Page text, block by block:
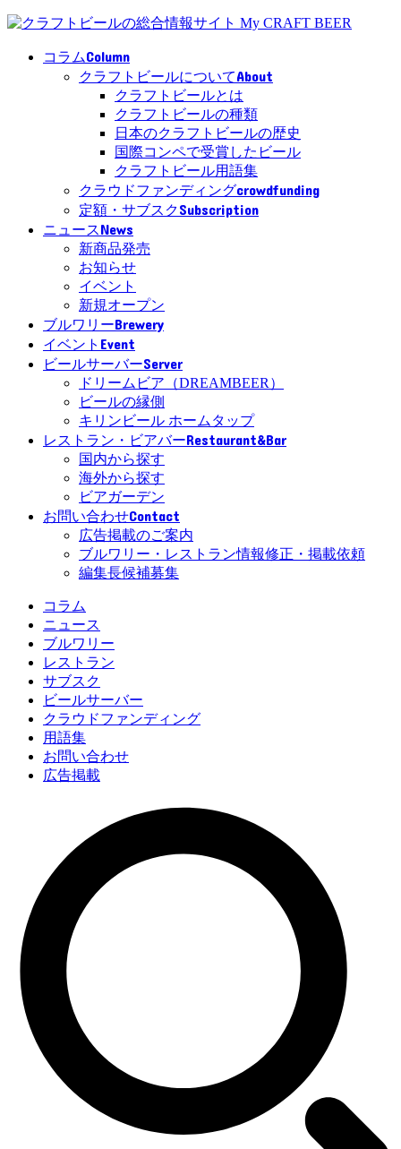
コラムColumn
クラフトビールについてAbout
クラフトビールとは
クラフトビールの種類
日本のクラフトビールの歴史
国際コンペで受賞したビール
クラフトビール用語集
クラウドファンディングcrowdfunding
定額・サブスクSubscription
ニュースNews
新商品発売
お知らせ
イベント
新規オープン
ブルワリーBrewery
イベント Event
ビールサーバーServer
ドリームビア（DREAMBEER）
ビールの縁側
キリンビール ホームタップ
レストラン・ビアバーRestaurant&Bar
国内から探す
海外から探す
ビアガーデン
お問い合わせContact
広告掲載のご案内
ブルワリー・レストラン情報修正・掲載依頼
編集長候補募集
コラム
ニュース
ブルワリー
レストラン
サブスク
ビールサーバー
クラウドファンディング
用語集
お問い合わせ
広告掲載